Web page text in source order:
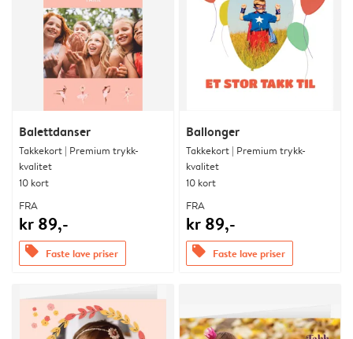
Balettdanser
Takkekort | Premium trykk-
kvalitet
10 kort
FRA
kr 89,-
offers Faste lave priser
Ballonger
Takkekort | Premium trykk-
kvalitet
10 kort
FRA
kr 89,-
offers Faste lave priser